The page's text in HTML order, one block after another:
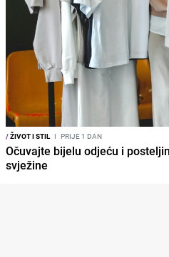
/ŽIVOT I STIL I PRIJE 1 DAN
Očuvajte bijelu odjeću i
svježine